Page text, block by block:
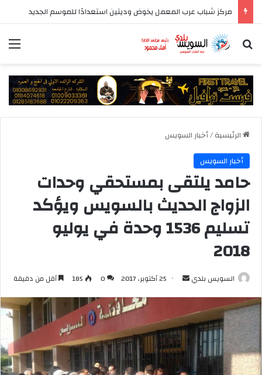
مركز شباب عرب المعمل يخوض وديتين استعدادًا للموسم الجديد
بحث عن
الرئيسية/أخبار السويس
أخبار السويس
حامد يلتقى بمستحقي وحدات
الزواج الحديث بالسويس ويؤكد
تسليم 1536 وحدة في يوليو
2018
السويس بلدي
أرسل 25 أكتوبر، 2017 0
185 أقل من دقيقة